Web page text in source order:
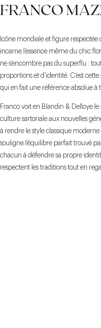
FRANCO
Icône mondiale et figure respectée
incarne l’essence même du chic
ne s’encombre pas du superflu :
proportions et d’identité. C’est
qui en fait une référence absolue à
Franco voit en Blandin & Delloye
culture sartoriale aux nouvelles
à rendre le style classique moderne
souligne l’équilibre parfait trouvé
chacun à défendre sa propre
respectent les traditions tout en